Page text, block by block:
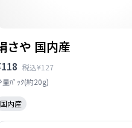
さや 国内産
税込¥127
量ﾊﾟｯｸ(約20g)
国内産